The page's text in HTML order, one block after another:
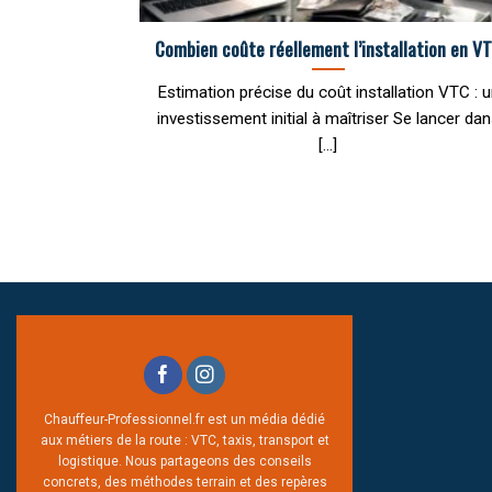
Combien coûte réellement l’installation en
Estimation précise du coût installation VTC :
investissement initial à maîtriser Se lancer
[...]
Chauffeur-Professionnel.fr est un média dédié
aux métiers de la route : VTC, taxis, transport et
logistique. Nous partageons des conseils
concrets, des méthodes terrain et des repères